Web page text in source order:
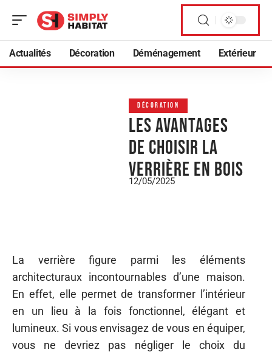
Actualités Décoration Déménagement Extérieur
DÉCORATION
Les avantages
de choisir la
verrière en bois
12/05/2025
La verrière figure parmi les éléments
architecturaux incontournables d’une maison.
En effet, elle permet de transformer l’intérieur
en un lieu à la fois fonctionnel, élégant et
lumineux. Si vous envisagez de vous en équiper,
vous ne devriez pas négliger le choix du